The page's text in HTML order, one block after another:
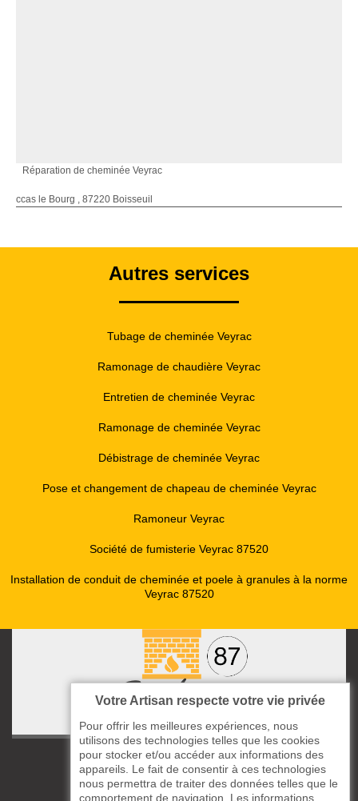
Réparation de cheminée Veyrac
ccas le Bourg , 87220 Boisseuil
Autres services
Tubage de cheminée Veyrac
Ramonage de chaudière Veyrac
Entretien de cheminée Veyrac
Ramonage de cheminée Veyrac
Débistrage de cheminée Veyrac
Pose et changement de chapeau de cheminée Veyrac
Ramoneur Veyrac
Société de fumisterie Veyrac 87520
Installation de conduit de cheminée et poele à granules à la norme
Veyrac 87520
ccas le Bourg
87220 Boisseuil
Votre Artisan respecte votre vie privée
Pour offrir les meilleures expériences, nous
utilisons des technologies telles que les cookies
pour stocker et/ou accéder aux informations des
appareils. Le fait de consentir à ces technologies
nous permettra de traiter des données telles que le
comportement de navigation. Les informations